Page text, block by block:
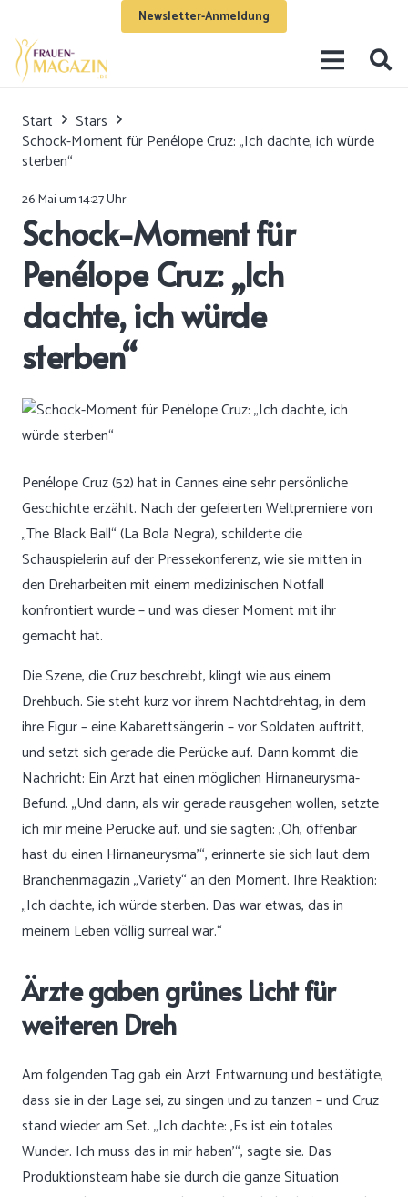
Newsletter-Anmeldung
Start
Stars
Schock-Moment für Penélope Cruz: „Ich dachte, ich würde
sterben“
26 Mai um 14:27 Uhr
Schock-Moment für
Penélope Cruz: „Ich
dachte, ich würde
sterben“
Penélope Cruz (52) hat in Cannes eine sehr persönliche
Geschichte erzählt. Nach der gefeierten Weltpremiere von
„The Black Ball“ (La Bola Negra), schilderte die
Schauspielerin auf der Pressekonferenz, wie sie mitten in
den Dreharbeiten mit einem medizinischen Notfall
konfrontiert wurde – und was dieser Moment mit ihr
gemacht hat.
Die Szene, die Cruz beschreibt, klingt wie aus einem
Drehbuch. Sie steht kurz vor ihrem Nachtdrehtag, in dem
ihre Figur – eine Kabarettsängerin – vor Soldaten auftritt,
und setzt sich gerade die Perücke auf. Dann kommt die
Nachricht: Ein Arzt hat einen möglichen Hirnaneurysma-
Befund. „Und dann, als wir gerade rausgehen wollen, setzte
ich mir meine Perücke auf, und sie sagten: ‚Oh, offenbar
hast du einen Hirnaneurysma'“, erinnerte sie sich laut dem
Branchenmagazin „Variety“ an den Moment. Ihre Reaktion:
„Ich dachte, ich würde sterben. Das war etwas, das in
meinem Leben völlig surreal war.“
Ärzte gaben grünes Licht für
weiteren Dreh
Am folgenden Tag gab ein Arzt Entwarnung und bestätigte,
dass sie in der Lage sei, zu singen und zu tanzen – und Cruz
stand wieder am Set. „Ich dachte: ‚Es ist ein totales
Wunder. Ich muss das in mir haben'“, sagte sie. Das
Produktionsteam habe sie durch die ganze Situation